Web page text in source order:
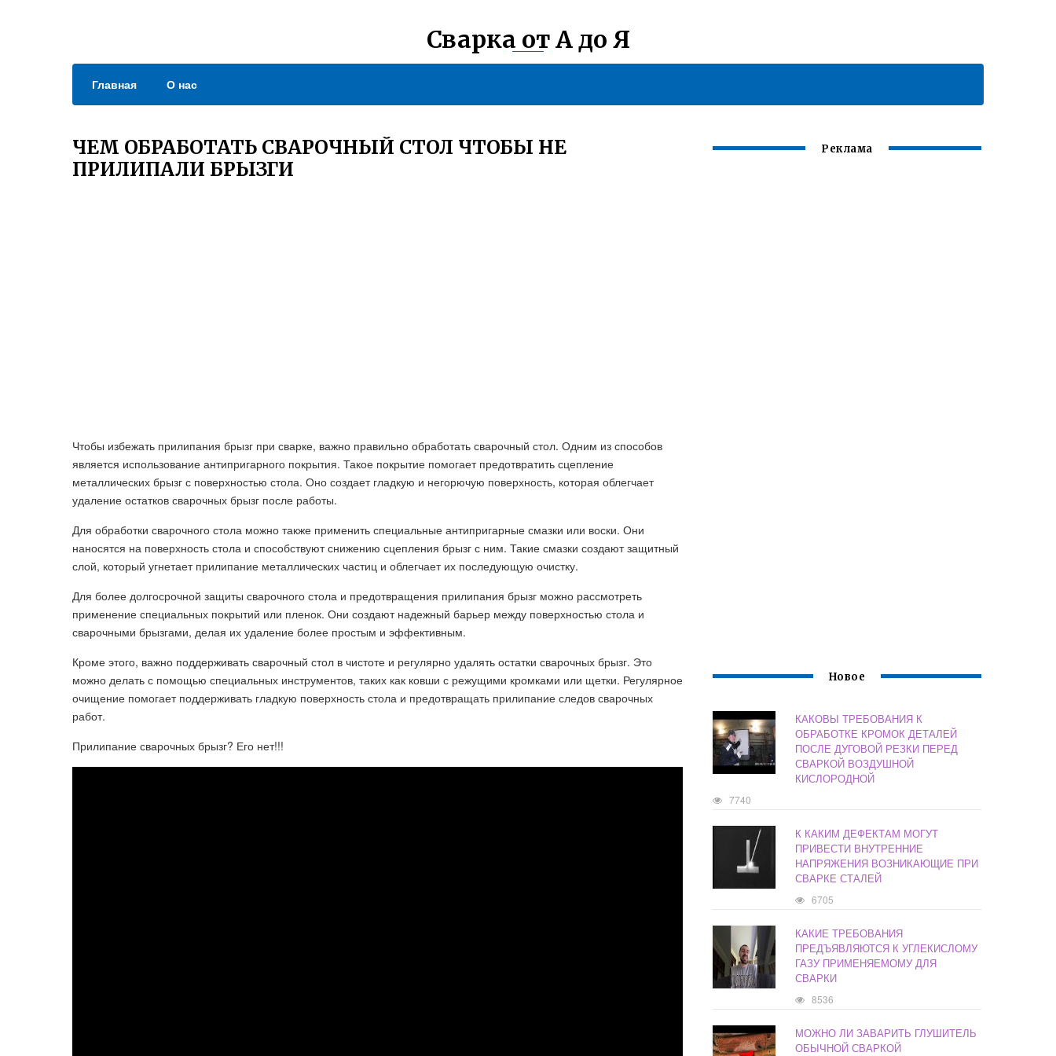
Сварка от А до Я
Главная О нас
ЧЕМ ОБРАБОТАТЬ СВАРОЧНЫЙ СТОЛ ЧТОБЫ НЕ
ПРИЛИПАЛИ БРЫЗГИ
Чтобы избежать прилипания брызг при сварке, важно правильно обработать сварочный стол. Одним из способов
является использование антипригарного покрытия. Такое покрытие помогает предотвратить сцепление
металлических брызг с поверхностью стола. Оно создает гладкую и негорючую поверхность, которая облегчает
удаление остатков сварочных брызг после работы.
Для обработки сварочного стола можно также применить специальные антипригарные смазки или воски. Они
наносятся на поверхность стола и способствуют снижению сцепления брызг с ним. Такие смазки создают защитный
слой, который угнетает прилипание металлических частиц и облегчает их последующую очистку.
Для более долгосрочной защиты сварочного стола и предотвращения прилипания брызг можно рассмотреть
применение специальных покрытий или пленок. Они создают надежный барьер между поверхностью стола и
сварочными брызгами, делая их удаление более простым и эффективным.
Кроме этого, важно поддерживать сварочный стол в чистоте и регулярно удалять остатки сварочных брызг. Это
можно делать с помощью специальных инструментов, таких как ковши с режущими кромками или щетки. Регулярное
очищение помогает поддерживать гладкую поверхность стола и предотвращать прилипание следов сварочных
работ.
Прилипание сварочных брызг? Его нет!!!
Реклама
Новое
КАКОВЫ ТРЕБОВАНИЯ К
ОБРАБОТКЕ КРОМОК ДЕТАЛЕЙ
ПОСЛЕ ДУГОВОЙ РЕЗКИ ПЕРЕД
СВАРКОЙ ВОЗДУШНОЙ
КИСЛОРОДНОЙ
7740
К КАКИМ ДЕФЕКТАМ МОГУТ
ПРИВЕСТИ ВНУТРЕННИЕ
НАПРЯЖЕНИЯ ВОЗНИКАЮЩИЕ ПРИ
СВАРКЕ СТАЛЕЙ
6705
КАКИЕ ТРЕБОВАНИЯ
ПРЕДЪЯВЛЯЮТСЯ К УГЛЕКИСЛОМУ
ГАЗУ ПРИМЕНЯЕМОМУ ДЛЯ
СВАРКИ
8536
МОЖНО ЛИ ЗАВАРИТЬ ГЛУШИТЕЛЬ
ОБЫЧНОЙ СВАРКОЙ